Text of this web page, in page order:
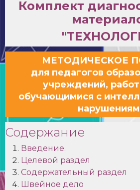
Комплект
МЕТОДИЧЕСКОЕ
для педагогов
учреждений,
обучающимися с
Содержание
Введение.
Целевой раздел
Содержательный раздел
Швейное дело